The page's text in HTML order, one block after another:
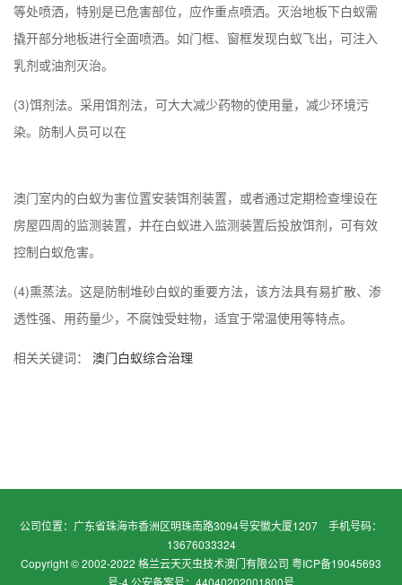
等处喷洒，特别是已危害部位，应作重点喷洒。灭治地板下白蚁需
撬开部分地板进行全面喷洒。如门框、窗框发现白蚁飞出，可注入
乳剂或油剂灭治。
(3)饵剂法。采用饵剂法，可大大减少药物的使用量，减少环境污
染。防制人员可以在
澳门室内的白蚁为害位置安装饵剂装置，或者通过定期检查埋设在
房屋四周的监测装置，并在白蚁进入监测装置后投放饵剂，可有效
控制白蚁危害。
(4)熏蒸法。这是防制堆砂白蚁的重要方法，该方法具有易扩散、渗
透性强、用药量少，不腐蚀受蛀物，适宜于常温使用等特点。
相关关键词： 澳门白蚁综合治理
公司位置：广东省珠海市香洲区明珠南路3094号安徽大厦1207 手机号码：
13676033324
Copyright © 2002-2022 格兰云天灭虫技术澳门有限公司 粤ICP备19045693
号-4 公安备案号：44040202001800号